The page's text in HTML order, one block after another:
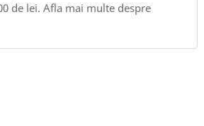
de lei. Afla mai multe despre